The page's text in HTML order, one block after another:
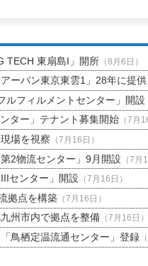
TECH 東扇島I」開所（8月6日）
ーバン東京東雲1」28年に提供
フィルメントセンター」開設
ター」テナント募集開始（7月
場を視察 （7月16日）
2物流センター」9月開設 （7月
センター」開設 （7月16日）
拠点を構築（7月16日）
州市内で拠点を整備（7月16日）
鳥栖定温流通センター」登録